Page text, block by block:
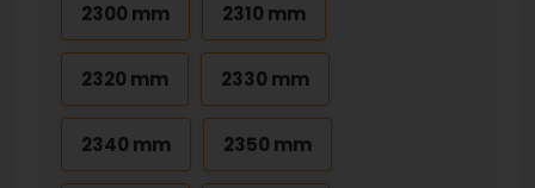
2300 mm 2310 mm
2320 mm 2330 mm
2340 mm 2350 mm